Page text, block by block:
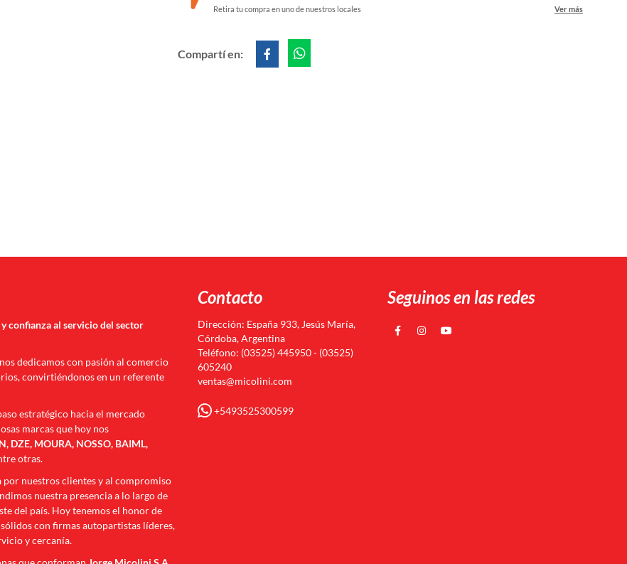
Retira tu compra en uno de nuestros locales Ver más
Compartí en:
confianza al servicio del sector
dedicamos con pasión al comercio
convirtiéndonos en un referente
estratégico hacia el mercado
marcas que hoy nos
DZE, MOURA, NOSSO, BAIML,
otras.
por nuestros clientes y al compromiso
nuestra presencia a lo largo de
del país. Hoy tenemos el honor de
con firmas autopartistas líderes,
y cercanía.
Contacto
Dirección: España 933, Jesús María,
Córdoba, Argentina
Teléfono: (03525) 445950 - (03525)
605240
ventas@micolini.com
+5493525300599
Seguinos en las redes